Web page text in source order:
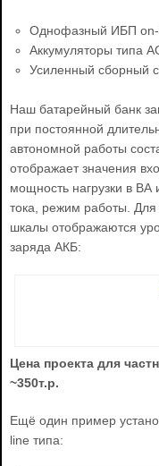
Однофазный ИБП on-
Аккумуляторы типа
Усиленный сборный
Наш батарейный банк
при постоянной
автономной работы
отображает значения
мощность нагрузки в
тока, режим работы. Для
шкалы отображаются
заряда АКБ:
Цена проекта для
~350т.р.
Ещё один пример
line типа: